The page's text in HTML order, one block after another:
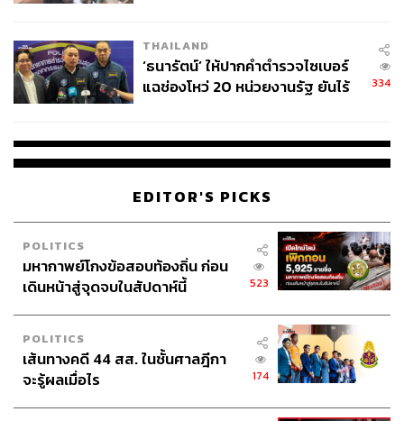
จ่ายหนี้-แอบระบุแบรนด์
THAILAND
‘ธนารัตน์’ ให้ปากคำตำรวจไซเบอร์
แฉช่องโหว่ 20 หน่วยงานรัฐ ยันไร้
334
EDITOR'S PICKS
POLITICS
มหากาพย์โกงข้อสอบท้องถิ่น ก่อน
เดินหน้าสู่จุดจบในสัปดาห์นี้
523
POLITICS
เส้นทางคดี 44 สส. ในชั้นศาลฎีกา
จะรู้ผลเมื่อไร
174